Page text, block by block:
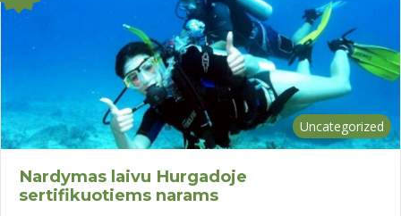
Uncategorized
Nardymas laivu Hurgadoje
sertifikuotiems narams